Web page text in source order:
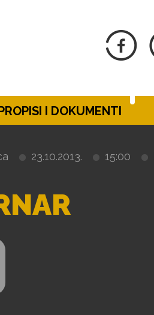
I DOKUMENTI
23.10.2013. 15:00